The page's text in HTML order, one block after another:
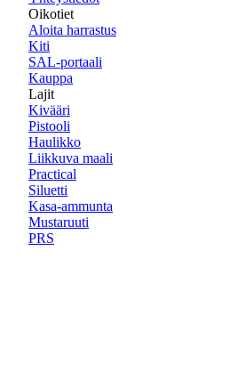
Oikotiet
Aloita harrastus
Kiti
SAL-portaali
Kauppa
Lajit
Kivääri
Pistooli
Haulikko
Liikkuva maali
Practical
Siluetti
Kasa-ammunta
Mustaruuti
PRS